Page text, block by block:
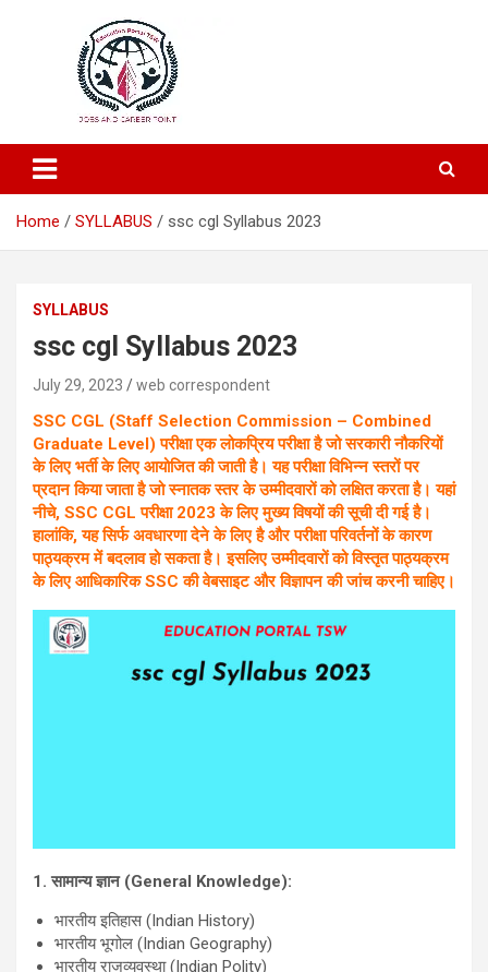
Education Portal
Home SYLLABUS​ ssc cgl Syllabus 2023
SYLLABUS​
ssc cgl Syllabus 2023
July 29, 2023 web correspondent
SSC CGL (Staff Selection Commission – Combined
Graduate Level) परीक्षा एक लोकप्रिय परीक्षा है जो सरकारी नौकरियों
के लिए भर्ती के लिए आयोजित की जाती है। यह परीक्षा विभिन्न स्तरों पर
प्रदान किया जाता है जो स्नातक स्तर के उम्मीदवारों को लक्षित करता है। यहां
नीचे, SSC CGL परीक्षा 2023 के लिए मुख्य विषयों की सूची दी गई है।
हालांकि, यह सिर्फ अवधारणा देने के लिए है और परीक्षा परिवर्तनों के कारण
पाठ्यक्रम में बदलाव हो सकता है। इसलिए उम्मीदवारों को विस्तृत पाठ्यक्रम
के लिए आधिकारिक SSC की वेबसाइट और विज्ञापन की जांच करनी चाहिए।
1.सामान्य ज्ञान (General Knowledge):
भारतीय इतिहास (Indian History)
भारतीय भूगोल (Indian Geography)
भारतीय राजव्यवस्था (Indian Polity)